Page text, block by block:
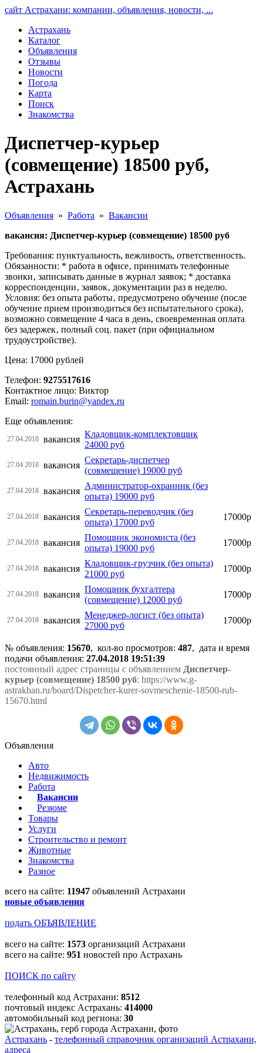
сайт Астрахани: компании, объявления, новости, ...
Астрахань
Каталог
Объявления
Отзывы
Новости
Погода
Карта
Поиск
Знакомства
Диспетчер-курьер
(совмещение) 18500 руб,
Астрахань
Объявления » Работа » Вакансии
вакансия: Диспетчер-курьер (совмещение) 18500 руб
Требования: пунктуальность, вежливость, ответственность.
Обязанности: * работа в офисе‚ принимать телефонные
звонки‚ записывать данные в журнал заявок; * доставка
корреспонденции‚ заявок‚ документации раз в неделю.
Условия: без опыта работы‚ предусмотрено обучение (после
обучение прием производиться без испытательного срока)‚
возможно совмещение 4 часа в день‚ своевременная оплата
без задержек‚ полный соц. пакет (при официальном
трудоустройстве).
Цена: 17000 рублей
Телефон: 9275517616
Контактное лицо: Виктор
Email: romain.burin@yandex.ru
Еще объявления:
27.04.2018 вакансия
Кладовщик-комплектовщик
24000 руб
27.04.2018 вакансия
Секретарь-диспетчер
(совмещение) 19000 руб
27.04.2018 вакансия
Администратор-охранник (без
опыта) 19000 руб
27.04.2018 вакансия
Секретарь-переводчик (без
опыта) 17000 руб
17000р
27.04.2018 вакансия
Помощник экономиста (без
опыта) 19000 руб
17000р
27.04.2018 вакансия
Кладовщик-грузчик (без опыта)
21000 руб
17000р
27.04.2018 вакансия
Помощник бухгалтера
(совмещение) 12000 руб
17000р
27.04.2018 вакансия
Менеджер-логист (без опыта)
27000 руб
17000р
№ объявления: 15670, кол-во просмотров: 487, дата и время
подачи объявления: 27.04.2018 19:51:39
постоянный адрес страницы с объявлением Диспетчер-
курьер (совмещение) 18500 руб: https://www.g-
astrakhan.ru/board/Dispetcher-kurer-sovmeschenie-18500-rub-
15670.html
Объявления
Авто
Недвижимость
Работа
Вакансии
Резюме
Товары
Услуги
Строительство и ремонт
Животные
Знакомства
Разное
всего на сайте: 11947 объявлений Астрахани
новые объявления
подать ОБЪЯВЛЕНИЕ
всего на сайте: 1573 организаций Астрахани
всего на сайте: 951 новостей про Астрахань
ПОИСК по сайту
телефонный код Астрахани: 8512
почтовый индекс Астрахань: 414000
автомобильный код региона: 30
Астрахань - телефонный справочник организаций Астрахани,
адреса